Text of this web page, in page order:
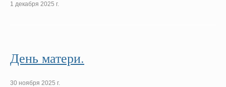
1 декабря 2025 г.
День матери.
30 ноября 2025 г.